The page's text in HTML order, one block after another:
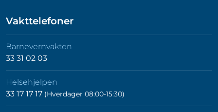
Vakttelefoner
Barnevernvakten
33 31 02 03
Helsehjelpen
33 17 17 17 (Hverdager 08:00-15:30)